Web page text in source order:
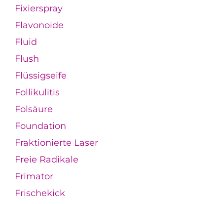
Fixierspray
Flavonoide
Fluid
Flush
Flüssigseife
Follikulitis
Folsäure
Foundation
Fraktionierte Laser
Freie Radikale
Frimator
Frischekick